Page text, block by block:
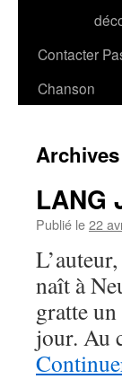
Contacter
Chanson
LANG
Publié le22
naît à
gratte
jour. Au